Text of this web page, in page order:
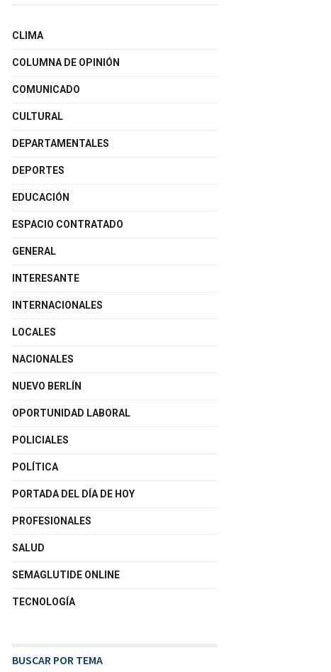
CLIMA
COLUMNA DE OPINIÓN
COMUNICADO
CULTURAL
DEPARTAMENTALES
DEPORTES
EDUCACIÓN
ESPACIO CONTRATADO
GENERAL
INTERESANTE
INTERNACIONALES
LOCALES
NACIONALES
NUEVO BERLÍN
OPORTUNIDAD LABORAL
POLICIALES
POLÍTICA
PORTADA DEL DÍA DE HOY
PROFESIONALES
SALUD
SEMAGLUTIDE ONLINE
TECNOLOGÍA
BUSCAR POR TEMA